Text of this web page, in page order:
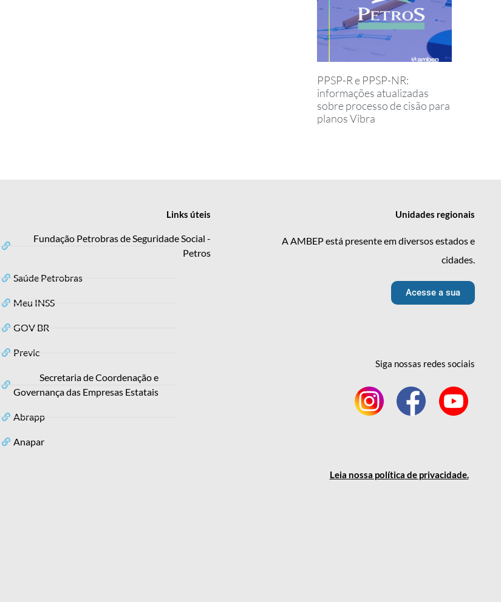
PPSP-R e PPSP-NR:
informações atualizadas
sobre processo de cisão para
planos Vibra
Links úteis
Fundação Petrobras de Seguridade Social -
Petros
Saúde Petrobras
Meu INSS
GOV BR
Previc
Secretaria de Coordenação e
Governança das Empresas Estatais
Abrapp
Anapar
Unidades regionais
A AMBEP está presente em diversos estados e
cidades.
Acesse a sua
Siga nossas redes sociais
Leia nossa política de privacidade.